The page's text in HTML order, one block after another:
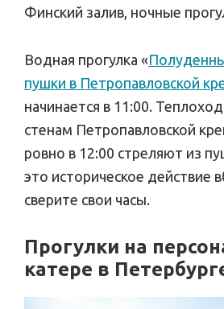
Финский залив, ночные
Водная прогулка «
пушки в Петропавловской
начинается в 11:00.
стенам Петропавловской
ровно в 12:00 стреляют из
это историческое действие
сверите свои часы.
Прогулки на
катере в